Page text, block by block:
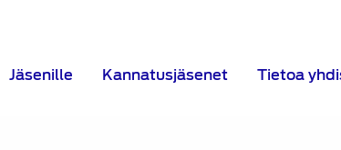
Jäsenille Kannatusjäsenet Tietoa